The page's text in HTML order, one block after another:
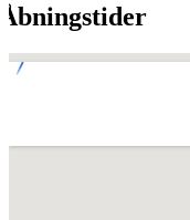
Åbningstider